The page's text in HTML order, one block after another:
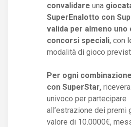
convalidare una
SuperEnalotto con
valida per almeno uno
concorsi speciali, con
modalità di gioco
Per ogni
con SuperStar,
univoco per partecipare
all’estrazione dei premi
valore di 10.0000€,